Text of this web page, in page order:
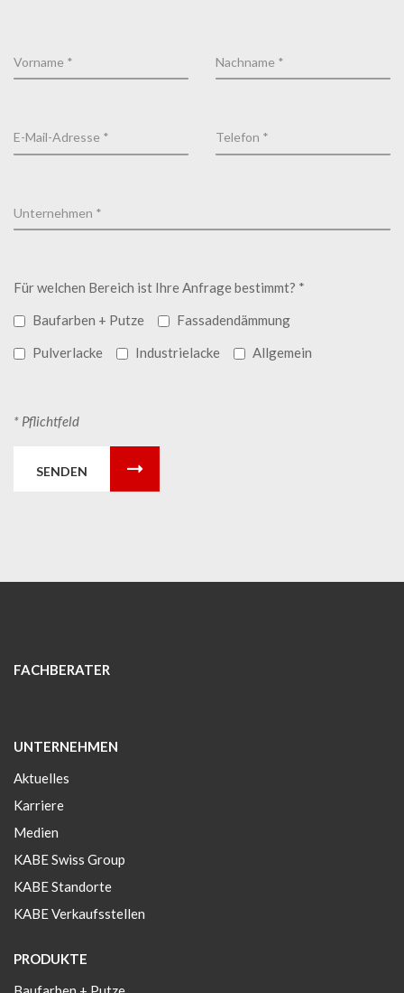
Für welchen Bereich ist Ihre Anfrage bestimmt? *
Baufarben + Putze
Fassadendämmung
Pulverlacke
Industrielacke Allgemein
* Pflichtfeld
SENDEN
FACHBERATER
UNTERNEHMEN
Aktuelles
Karriere
Medien
KABE Swiss Group
KABE Standorte
KABE Verkaufsstellen
PRODUKTE